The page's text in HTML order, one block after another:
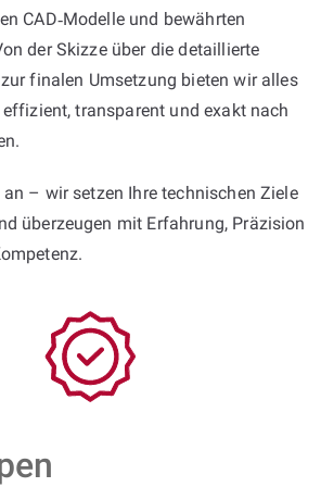
CAD‑Modelle und bewährten
der Skizze über die detaillierte
finalen Umsetzung bieten wir alles
transparent und exakt nach
– wir setzen Ihre technischen Ziele
überzeugen mit Erfahrung, Präzision